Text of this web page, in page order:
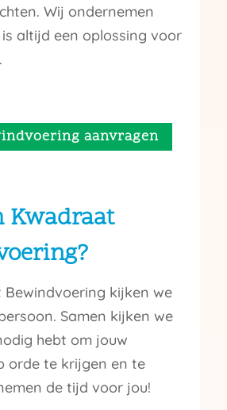
Wij ondernemen
is altijd een oplossing voor
aanvragen
Kwadraat
kijken we
Samen kijken we
hebt om jouw
orde te krijgen en te
de tijd voor jou!